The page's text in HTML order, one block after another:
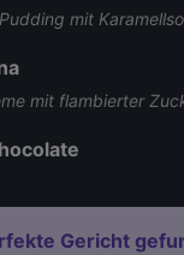
mit
mit flambierter
Gericht